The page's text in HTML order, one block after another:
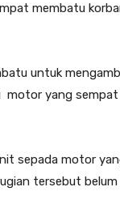
membatu
untuk
yang sempat
sepada motor
tersebut